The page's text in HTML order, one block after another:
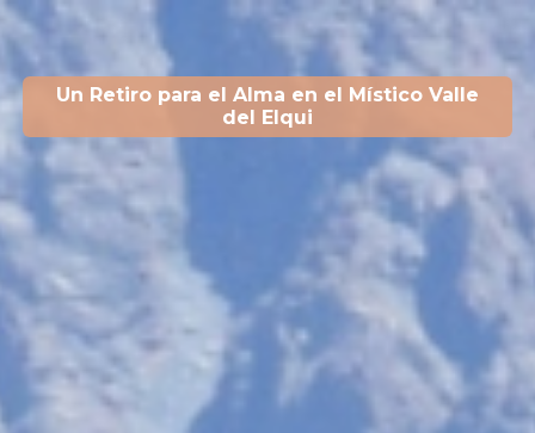
Un Retiro para el Alma en el Místico Valle
del Elqui